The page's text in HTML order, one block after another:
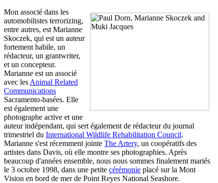
Mon associé dans les
automobilistes terrorizing,
entre autres, est Marianne
Skoczek, qui est un auteur
fortement habile, un
rédacteur, un grantwriter,
et un concepteur.
Marianne est un associé
avec les Animal Related
Communications
Sacramento-basées. Elle
est également une
photographe active et une
auteur indépendant, qui sert également de rédacteur du journal
trimestriel du International Wildlife Rehabilitation Council.
Marianne s'est récemment jointe The Artery, un coopératifs des
artistes dans Davis, où elle montre ses photographies. Après
beaucoup d'années ensemble, nous nous sommes finalement mariés
le 3 octobre 1998, dans une petite cérémonie placé sur la Mont
Vision en bord de mer de Point Reyes National Seashore.